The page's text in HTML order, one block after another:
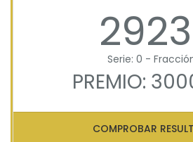
Serie: 0 -
PREMIO:
COMPROBAR